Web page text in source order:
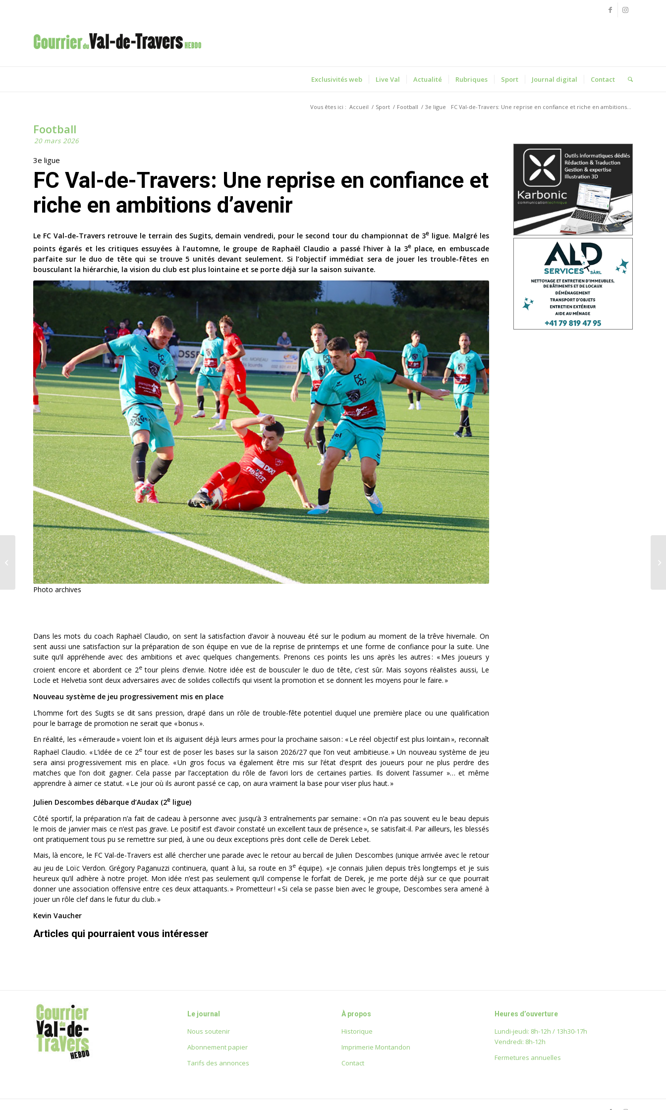
Exclusivités web Live Val Actualité Rubriques Sport Journal digital Contact
Vous êtes ici : Accueil / Sport / Football / 3e ligue FC Val-de-Travers: Une reprise en confiance et riche en ambitions...
Football
20 mars 2026
3e ligue
FC Val-de-Travers: Une reprise en confiance et
riche en ambitions d’avenir
Le FC Val-de-Travers retrouve le terrain des Sugits, demain vendredi, pour le second tour du championnat de 3eligue. Malgré les
points égarés et les critiques essuyées à l’automne, le groupe de Raphaël Claudio a passé l’hiver à la 3eplace, en embuscade
parfaite sur le duo de tête qui se trouve 5 unités devant seulement. Si l’objectif immédiat sera de jouer les trouble-fêtes en
bousculant la hiérarchie, la vision du club est plus lointaine et se porte déjà sur la saison suivante.
Photo archives
Dans les mots du coach Raphaël Claudio, on sent la satisfaction d’avoir à nouveau été sur le podium au moment de la trêve hivernale. On
sent aussi une satisfaction sur la préparation de son équipe en vue de la reprise de printemps et une forme de confiance pour la suite. Une
suite qu’il appréhende avec des ambitions et avec quelques changements. Prenons ces points les uns après les autres : « Mes joueurs y
croient encore et abordent ce 2etour pleins d’envie. Notre idée est de bousculer le duo de tête, c’est sûr. Mais soyons réalistes aussi, Le
Locle et Helvetia sont deux adversaires avec de solides collectifs qui visent la promotion et se donnent les moyens pour le faire. »
Nouveau système de jeu progressivement mis en place
L’homme fort des Sugits se dit sans pression, drapé dans un rôle de trouble-fête potentiel duquel une première place ou une qualification
pour le barrage de promotion ne serait que « bonus ».
En réalité, les « émeraude » voient loin et ils aiguisent déjà leurs armes pour la prochaine saison : « Le réel objectif est plus lointain », reconnaît
Raphaël Claudio. « L’idée de ce 2e tour est de poser les bases sur la saison 2026/27 que l’on veut ambitieuse. » Un nouveau système de jeu
sera ainsi progressivement mis en place. « Un gros focus va également être mis sur l’état d’esprit des joueurs pour ne plus perdre des
matches que l’on doit gagner. Cela passe par l’acceptation du rôle de favori lors de certaines parties. Ils doivent l’assumer »… et même
apprendre à aimer ce statut. « Le jour où ils auront passé ce cap, on aura vraiment la base pour viser plus haut. »
Julien Descombes débarque d’Audax (2e ligue)
Côté sportif, la préparation n’a fait de cadeau à personne avec jusqu’à 3 entraînements par semaine : « On n’a pas souvent eu le beau depuis
le mois de janvier mais ce n’est pas grave. Le positif est d’avoir constaté un excellent taux de présence », se satisfait-il. Par ailleurs, les blessés
ont pratiquement tous pu se remettre sur pied, à une ou deux exceptions près dont celle de Derek Lebet.
Mais, là encore, le FC Val-de-Travers est allé chercher une parade avec le retour au bercail de Julien Descombes (unique arrivée avec le retour
au jeu de Loïc Verdon. Grégory Paganuzzi continuera, quant à lui, sa route en 3e équipe). « Je connais Julien depuis très longtemps et je suis
heureux qu’il adhère à notre projet. Mon idée n’est pas seulement qu’il compense le forfait de Derek, je me porte déjà sur ce que pourrait
donner une association offensive entre ces deux attaquants. » Prometteur ! « Si cela se passe bien avec le groupe, Descombes sera amené à
jouer un rôle clef dans le futur du club. »
Kevin Vaucher
Articles qui pourraient vous intéresser
Le journal
Nous soutenir
Abonnement papier
Tarifs des annonces
À propos
Historique
Imprimerie Montandon
Contact
Heures d’ouverture
Lundi-jeudi: 8h-12h / 13h30-17h
Vendredi: 8h-12h
Fermetures annuelles
Une comédie pleine de
rebondissements à
Couvet